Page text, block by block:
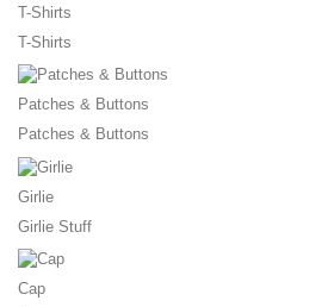
T-Shirts
T-Shirts
Patches & Buttons
Patches & Buttons
Girlie
Girlie Stuff
Cap